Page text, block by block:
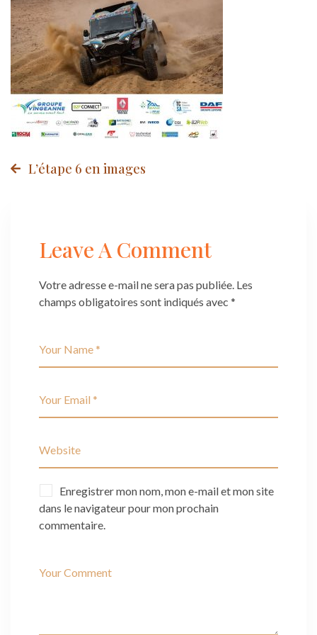
Post
L’étape 6 en images
Leave A Comment
Votre adresse e-mail ne sera pas publiée. Les
champs obligatoires sont indiqués avec *
Enregistrer mon nom, mon e-mail et mon site
dans le navigateur pour mon prochain
commentaire.